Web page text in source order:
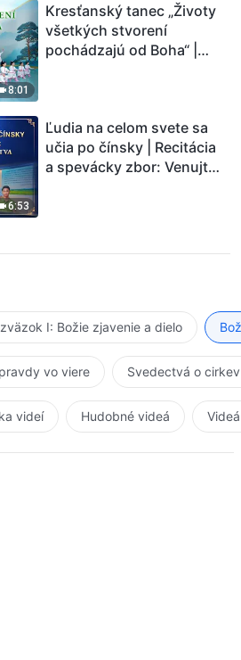
8:01
Kresťanský tanec „Životy
všetkých stvorení
pochádzajú od Boha“ |
6:53
Ľudia na celom svete sa
učia po čínsky | Recitácia
a spevácky zbor: Venujte
I: Božie zjavenie a dielo
vo viere Svedectvá o
videí Hudobné videá